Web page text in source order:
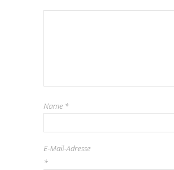
Name *
E-Mail-Adresse
*